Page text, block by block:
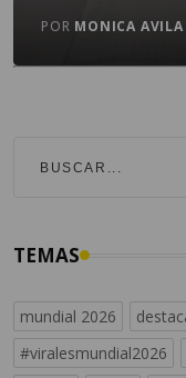
POR MONICA AVILA
TEMAS
mundial 2026
#viralesmundial2026